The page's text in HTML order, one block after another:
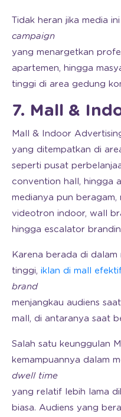
Tidak heran jika media
campaign
yang menargetkan
apartemen, hingga
tinggi di area gedung
7. Mall &
Mall & Indoor
yang ditempatkan di
seperti pusat
convention hall, hingga
medianya pun beragam,
videotron indoor, wall
hingga escalator
Karena berada di
tinggi, iklan di mall
brand
menjangkau audiens
mall, di antaranya saat
Salah satu keunggulan
kemampuannya dalam
dwell time
yang relatif lebih lama
biasa. Audiens yang